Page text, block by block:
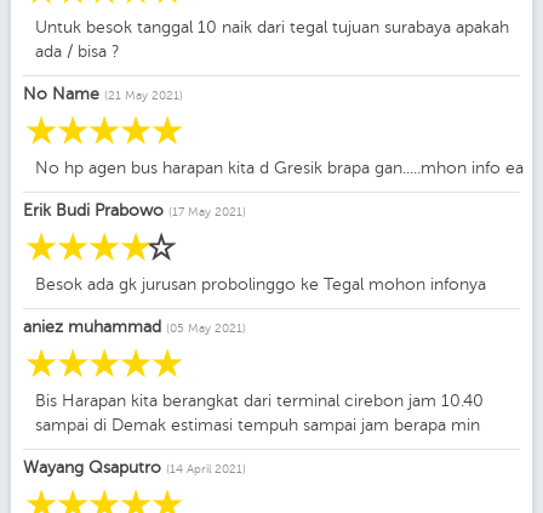
Untuk besok tanggal 10 naik dari tegal tujuan surabaya apakah
ada / bisa ?
No Name (21 May 2021)
☆
☆
☆
☆
☆
No hp agen bus harapan kita d Gresik brapa gan.....mhon info ea
Erik Budi Prabowo (17 May 2021)
☆
☆
☆
☆
☆
Besok ada gk jurusan probolinggo ke Tegal mohon infonya
aniez muhammad (05 May 2021)
☆
☆
☆
☆
☆
Bis Harapan kita berangkat dari terminal cirebon jam 10.40
sampai di Demak estimasi tempuh sampai jam berapa min
Wayang Qsaputro (14 April 2021)
☆
☆
☆
☆
☆